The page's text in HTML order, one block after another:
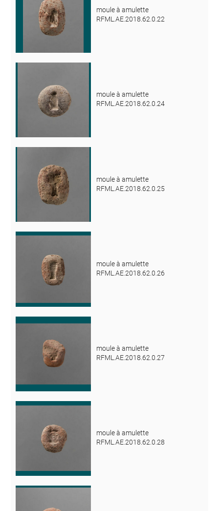
moule à amulette
RFML.AE.2018.62.0.22
moule à amulette
RFML.AE.2018.62.0.24
moule à amulette
RFML.AE.2018.62.0.25
moule à amulette
RFML.AE.2018.62.0.26
moule à amulette
RFML.AE.2018.62.0.27
moule à amulette
RFML.AE.2018.62.0.28